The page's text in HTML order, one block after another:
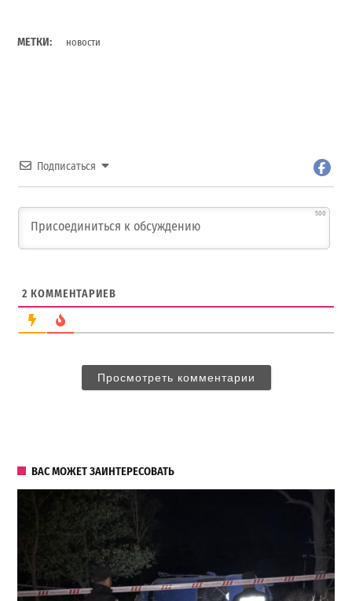
МЕТКИ: новости
Подписаться
500
2 КОММЕНТАРИЕВ
Просмотреть комментарии
ВАС МОЖЕТ ЗАИНТЕРЕСОВАТЬ